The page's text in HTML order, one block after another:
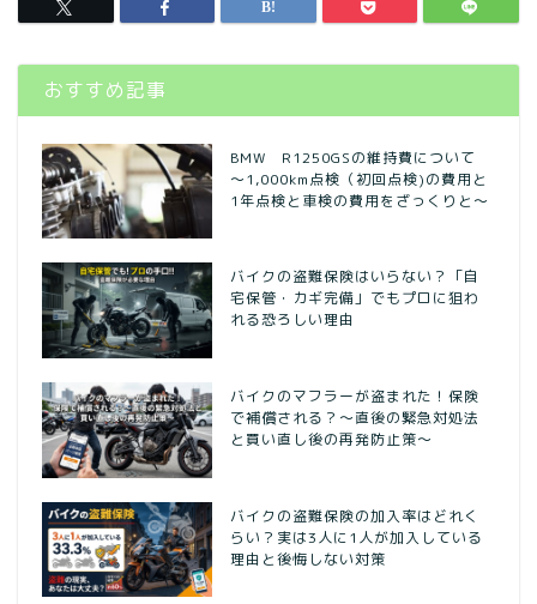
おすすめ記事
BMW R1250GSの維持費について
～1,000km点検（初回点検)の費用と
1年点検と車検の費用をざっくりと～
バイクの盗難保険はいらない？「自
宅保管・カギ完備」でもプロに狙わ
れる恐ろしい理由
バイクのマフラーが盗まれた！保険
で補償される？～直後の緊急対処法
と買い直し後の再発防止策～
バイクの盗難保険の加入率はどれく
らい？実は3人に1人が加入している
理由と後悔しない対策